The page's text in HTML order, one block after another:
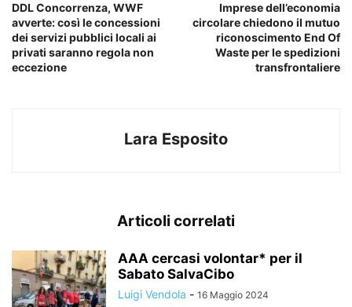
DDL Concorrenza, WWF
avverte: così le concessioni
dei servizi pubblici locali ai
privati saranno regola non
eccezione
Imprese dell’economia
circolare chiedono il mutuo
riconoscimento End Of
Waste per le spedizioni
transfrontaliere
Lara Esposito
Articoli correlati
AAA cercasi volontar* per il
Sabato SalvaCibo
Luigi Vendola - 16 Maggio 2024